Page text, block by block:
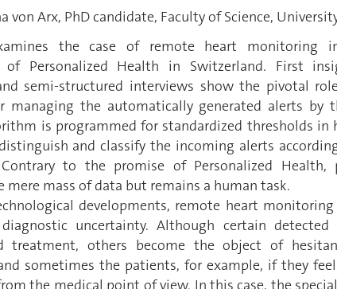
von Arx, PhD candidate, Faculty of Science,
the case of remote heart monitoring
of Personalized Health in Switzerland. First
semi-structured interviews show the pivotal
managing the automatically generated alerts by
is programmed for standardized thresholds in
and classify the incoming alerts
to the promise of Personalized Health,
mere mass of data but remains a human task.
developments, remote heart
uncertainty. Although certain
treatment, others become the object of
sometimes the patients, for example, if they
the medical point of view. In this case, the